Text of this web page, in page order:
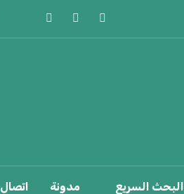
البحث السريع مدونة اتصال